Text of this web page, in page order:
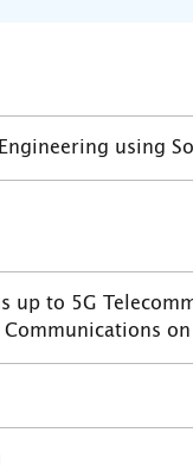
using
up to 5G